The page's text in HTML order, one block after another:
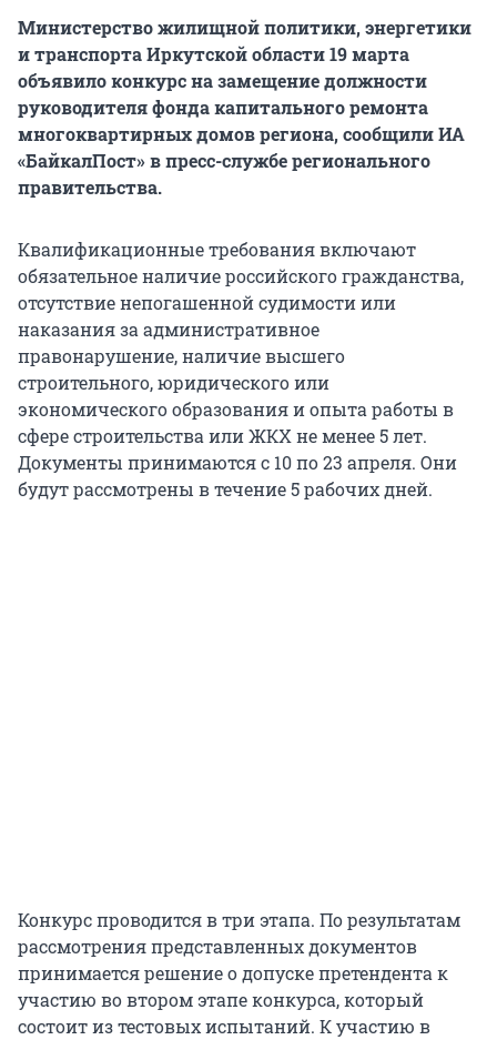
Министерство жилищной политики, энергетики
и транспорта Иркутской области 19 марта
объявило конкурс на замещение должности
руководителя фонда капитального ремонта
многоквартирных домов региона, сообщили ИА
«БайкалПост» в пресс-службе регионального
правительства.
Квалификационные требования включают
обязательное наличие российского гражданства,
отсутствие непогашенной судимости или
наказания за административное
правонарушение, наличие высшего
строительного, юридического или
экономического образования и опыта работы в
сфере строительства или ЖКХ не менее 5 лет.
Документы принимаются с 10 по 23 апреля. Они
будут рассмотрены в течение 5 рабочих дней.
Конкурс проводится в три этапа. По результатам
рассмотрения представленных документов
принимается решение о допуске претендента к
участию во втором этапе конкурса, который
состоит из тестовых испытаний. К участию в